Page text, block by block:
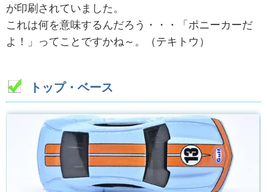
が印刷されていました。
これは何を意味するんだろう・・・「ポニーカーだ
よ！」ってことですかね～。（テキトウ）
トップ・ベース